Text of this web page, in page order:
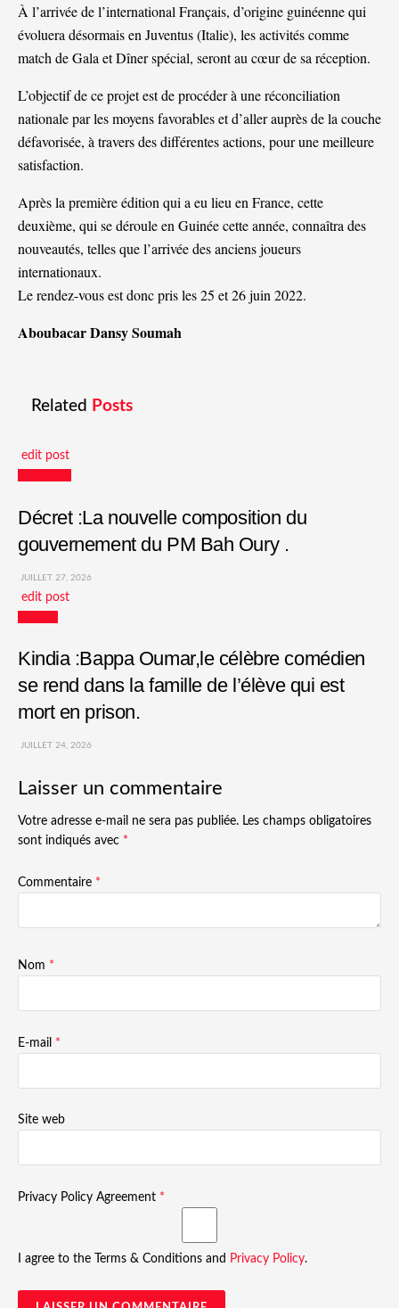
À l’arrivée de l’international Français, d’origine guinéenne qui
évoluera désormais en Juventus (Italie), les activités comme
match de Gala et Dîner spécial, seront au cœur de sa réception.
L’objectif de ce projet est de procéder à une réconciliation
nationale par les moyens favorables et d’aller auprès de la couche
défavorisée, à travers des différentes actions, pour une meilleure
satisfaction.
Après la première édition qui a eu lieu en France, cette
deuxième, qui se déroule en Guinée cette année, connaîtra des
nouveautés, telles que l’arrivée des anciens joueurs
internationaux.
Le rendez-vous est donc pris les 25 et 26 juin 2022.
Aboubacar Dansy Soumah
Related Posts
edit post
Décret :La nouvelle composition du
gouvernement du PM Bah Oury .
JUILLET 27, 2026
edit post
Kindia :Bappa Oumar,le célèbre comédien
se rend dans la famille de l’élève qui est
mort en prison.
JUILLET 24, 2026
Laisser un commentaire
Votre adresse e-mail ne sera pas publiée. Les champs obligatoires
sont indiqués avec *
Commentaire *
Nom *
E-mail *
Site web
Privacy Policy Agreement *
I agree to the Terms & Conditions and Privacy Policy.